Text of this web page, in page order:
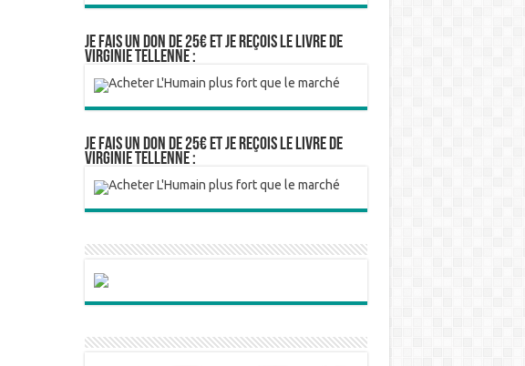
Je fais un don de 25€ et je reçois le livre de
Virginie Tellenne :
Je fais un don de 25€ et je reçois le livre de
Virginie Tellenne :